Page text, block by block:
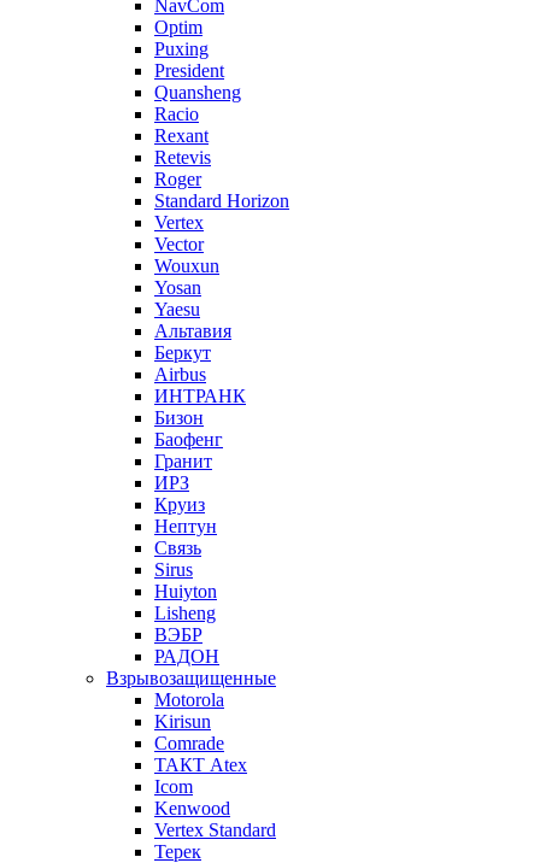
NavCom
Optim
Puxing
President
Quansheng
Racio
Rexant
Retevis
Roger
Standard Horizon
Vertex
Vector
Wouxun
Yosan
Yaesu
Альтавия
Беркут
Airbus
ИНТРАНК
Бизон
Баофенг
Гранит
ИРЗ
Круиз
Нептун
Связь
Sirus
Huiyton
Lisheng
ВЭБР
РАДОН
Взрывозащищенные
Motorola
Kirisun
Comrade
ТАКТ Atex
Icom
Kenwood
Vertex Standard
Терек